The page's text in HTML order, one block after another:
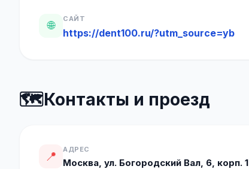
🌐
САЙТ
https://dent100.ru/?utm_source=yb
🗺️Контакты и проезд
📍 АДРЕС
Москва, ул. Богородский Вал, 6, корп. 1